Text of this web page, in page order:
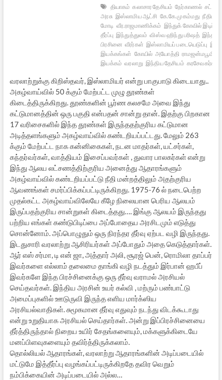
தியாகம் கலாசார தேசியம் நேர்காணல் சட்டம்
அரசு இஸ்லாமிய ஆட்சி கே.கே.முகம்மது
மோடி வீர.ராஜமாணிக்கம் இந்துக் கோவில் இடிப்பு
தீர்ப்பு இந்துத்துவம் விஸ்வ ஹிந்து பரிஷத் இந்தியா
பிரசினை வீரர்கள் இஸ்லாமியப் படையெடுப்பு
இயக்கங்கள் கோயில் அயோத்தி ராமஜன்மபூமி
இயக்கம் வரலாறு இந்திய தேசியம் கரசேவகர்கள்
வரலாற்றுக்கு கிறிஸ்தவர், இஸ்லாமியர் என்று பாகுபாடு கிடையாது..
அகழ்வாய்வில் 50 க்கும் மேற்பட்ட முழு தூண்கள்
கிடைத்திருக்கிறது. தூண்களின் பூர்ண கலசமே அவை இந்து
கட்டுமானத்தின் ஒரு பகுதி என்பதன் சான்று தான். இதற்கு பிறகான
17 வரிசைகளில் இந்த தூண்கள் இருந்ததற்குரிய கட்டுமான
அடித்தளங்களும் அகழ்வாய்வில் கண்டறியப்பட்டது. மேலும் 263
க்கும் மேற்பட்ட நாக கன்னிகைகள், நடன மாதர்கள், யட்சர்கள்,
கந்தர்வர்கள், வாத்தியம் இசைப்பவர்கள் , துவார பாலகர்கள் என்று
இந்து ஆலய லட்சணத்திற்குரிய அனைத்து ஆதாரங்களும்
அகழ்வாய்வில் கண்டறியப்பட்டு நீதி மன்றத்திலும் அதற்குரிய
ஆவணங்கள் சமர்ப்பிக்கப்பட்டிருக்கிறது. 1975-76 ல் நடைபெற்ற
முதல்கட்ட அகழ்வாய்விலேயே கீழே நிலையான பெரிய ஆலயம்
இருப்பதற்குரிய சான்றுகள் கிடைத்தது…. இங்கு ஆலயம் இருந்தது
பற்றிய எங்கள் கண்டுபிடிப்பை அப்போதைய அரசிடமும் எடுத்து
சொன்னோம். அப்பொழுதும் ஒரு நிரந்தர தீர்வு ஏற்பட வழி இருந்தது.
இடதுசாரி வரலாற்று ஆசிரியர்கள் அப்போதும் அதை கெடுத்தார்கள்.
ஆர் எஸ் சர்மா, டி என் ஜா, அத்தார் அலி, சூரஜ் பென், ரொமிலா தாப்பர்
இவர்களை எல்லாம் தலைமை தாங்கி வழி நடத்தும் இர்பான் ஹபீப்
இவர்களே இந்த பிரச்சினைக்கு ஒரு தீர்வு வராமல் அரசியல்
செய்தவர்கள். இந்திய அரசின் உயர் கல்வி , மற்ரும் பண்பாட்டு
அமைப்புகளில் ஊடுருவி இருந்த எளிய மார்க்ஸிய
அரசியல்வாதிகள். சுமூகமான தீர்வு எதுவும் நடந்து விடக்கூடாது
என்று உறுதியாக அரசியல் செய்தார்கள். அன்று இப்பிரச்சினையை
தீர்த்திருந்தால் நிறைய உயிர் சேதங்களையும், மக்களுக்கிடையே
மனப்பிளவுகளையும் தவிர்த்திருக்கலாம்.
தொல்லியல் ஆதாரங்கள், வரலாற்று ஆதாரங்களின் அடிப்படையில்
மட்டுமே இத்தீர்ப்பு வழங்கப்பட்டிருக்கிறதே தவிர வெறும்
நம்பிக்கையின் அடிப்படையில் அல்ல…